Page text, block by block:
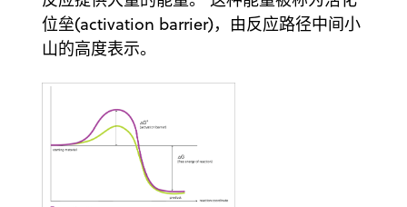
位垒(activation barrier)，由反应路径中间小
山的高度表示。